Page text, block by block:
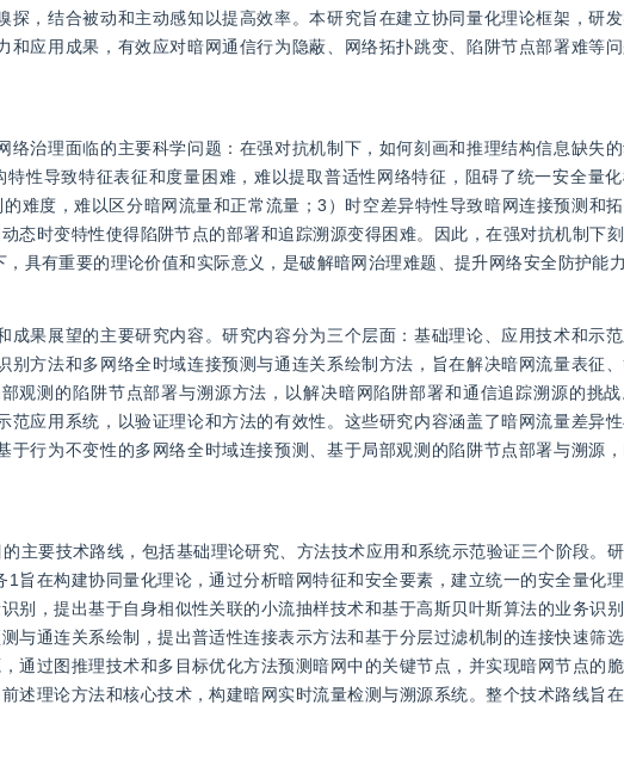
，结合被动和主动感知以提高效率。本研究旨在建立协同量化理论框架，研
应用成果，有效应对暗网通信行为隐蔽、网络拓扑跳变、陷阱节点部署难等
治理面临的主要科学问题：在强对抗机制下，如何刻画和推理结构信息缺失
性导致特征表征和度量困难，难以提取普适性网络特征，阻碍了统一安全量化
难度，难以区分暗网流量和正常流量；3）时空差异特性导致暗网连接预测和拓
态时变特性使得陷阱节点的部署和追踪溯源变得困难。因此，在强对抗机制下
具有重要的理论价值和实际意义，是破解暗网治理难题、提升网络安全防护能力
果展望的主要研究内容。研究内容分为三个层面：基础理论、应用技术和示
方法和多网络全时域连接预测与通连关系绘制方法，旨在解决暗网流量表征
观测的陷阱节点部署与溯源方法，以解决暗网陷阱部署和通信追踪溯源的挑
应用系统，以验证理论和方法的有效性。这些研究内容涵盖了暗网流量差异
行为不变性的多网络全时域连接预测、基于局部观测的陷阱节点部署与溯源
主要技术路线，包括基础理论研究、方法技术应用和系统示范验证三个阶段。
旨在构建协同量化理论，通过分析暗网特征和安全要素，建立统一的安全量化
别，提出基于自身相似性关联的小流抽样技术和基于高斯贝叶斯算法的业务识
与通连关系绘制，提出普适性连接表示方法和基于分层过滤机制的连接快速筛
通过图推理技术和多目标优化方法预测暗网中的关键节点，并实现暗网节点的
述理论方法和核心技术，构建暗网实时流量检测与溯源系统。整个技术路线旨在